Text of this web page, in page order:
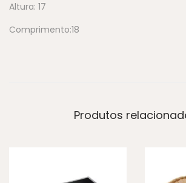
Altura: 17
Comprimento:18
Produtos